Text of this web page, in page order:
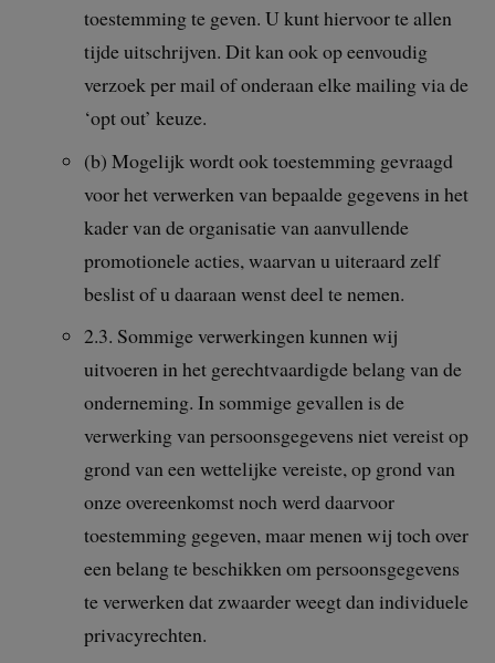
toestemming te geven. U kunt hiervoor te allen
tijde uitschrijven. Dit kan ook op eenvoudig
verzoek per mail of onderaan elke mailing via de
‘opt out’ keuze.
(b) Mogelijk wordt ook toestemming gevraagd
voor het verwerken van bepaalde gegevens in het
kader van de organisatie van aanvullende
promotionele acties, waarvan u uiteraard zelf
beslist of u daaraan wenst deel te nemen.
2.3. Sommige verwerkingen kunnen wij
uitvoeren in het gerechtvaardigde belang van de
onderneming. In sommige gevallen is de
verwerking van persoonsgegevens niet vereist op
grond van een wettelijke vereiste, op grond van
onze overeenkomst noch werd daarvoor
toestemming gegeven, maar menen wij toch over
een belang te beschikken om persoonsgegevens
te verwerken dat zwaarder weegt dan individuele
privacyrechten.